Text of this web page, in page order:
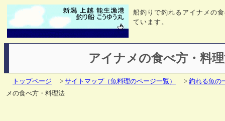
船釣りで釣れるアイナメの
ています。
アイナメの食べ方・料
トップページ > サイトマップ（魚料理のページ一覧） > 釣れる魚の
メの食べ方・料理法